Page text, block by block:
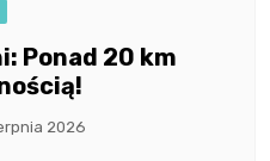
Ponad 20 km
2026